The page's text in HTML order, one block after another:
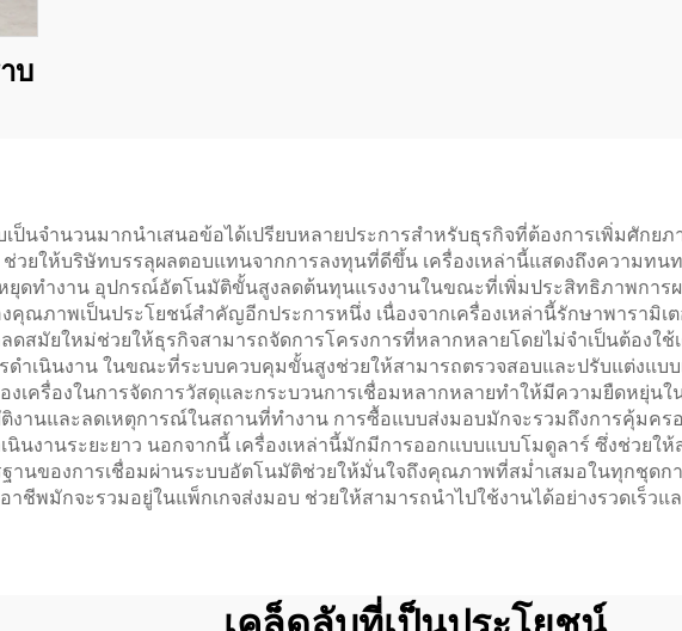
บ
เป็นจำนวนมากนำเสนอข้อได้เปรียบหลายประการสำหรับธุรกิจที่ต้องการเพิ่มศัก
วยให้บริษัทบรรลุผลตอบแทนจากการลงทุนที่ดีขึ้น เครื่องเหล่านี้แสดงถึงความทน
ยุดทำงาน อุปกรณ์อัตโนมัติขั้นสูงลดต้นทุนแรงงานในขณะที่เพิ่มประสิทธิภาพการ
ณภาพเป็นประโยชน์สำคัญอีกประการหนึ่ง เนื่องจากเครื่องเหล่านี้รักษาพารามิ
ดสมัยใหม่ช่วยให้ธุรกิจสามารถจัดการโครงการที่หลากหลายโดยไม่จำเป็นต้องใ
ำเนินงาน ในขณะที่ระบบควบคุมขั้นสูงช่วยให้สามารถตรวจสอบและปรับแต่งแบ
เครื่องในการจัดการวัสดุและกระบวนการเชื่อมหลากหลายทำให้มีความยืดหยุ่
งานและลดเหตุการณ์ในสถานที่ทำงาน การซื้อแบบส่งมอบมักจะรวมถึงการคุ้มค
นินงานระยะยาว นอกจากนี้ เครื่องเหล่านี้มักมีการออกแบบแบบโมดูลาร์ ซึ่งช่วยใ
านของการเชื่อมผ่านระบบอัตโนมัติช่วยให้มั่นใจถึงคุณภาพที่สม่ำเสมอในทุกชุดก
ชีพมักจะรวมอยู่ในแพ็กเกจส่งมอบ ช่วยให้สามารถนำไปใช้งานได้อย่างรวดเร็ว